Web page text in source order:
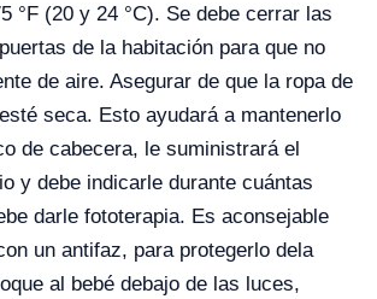
°F (20 y 24 °C). Se debe cerrar las
de la habitación para que no
de aire. Asegurar de que la ropa de
seca. Esto ayudará a mantenerlo
de cabecera, le suministrará el
y debe indicarle durante cuántas
darle fototerapia. Es aconsejable
un antifaz, para protegerlo dela
al bebé debajo de las luces,